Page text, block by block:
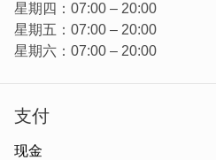
| 光・野・相遇的所在 - 光野集
光野集 LUMORA Coffee 打造一
的空间，针对自由工作者与在地
个人阅读或是好友餐叙，都能
合适的角落。
星期四：07:00 – 20:00
星期五：07:00 – 20:00
星期六：07:00 – 20:00
支付
现金